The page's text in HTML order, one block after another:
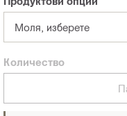
Моля, изберете
Количество